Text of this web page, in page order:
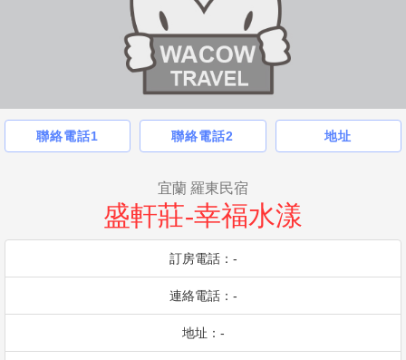
聯絡電話1 聯絡電話2 地址
宜蘭 羅東民宿
盛軒莊-幸福水漾
訂房電話：-
連絡電話：-
地址：-